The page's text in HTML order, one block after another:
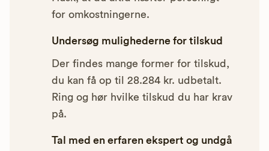
for omkostningerne.
Undersøg mulighederne for tilskud
Der findes mange former for tilskud,
du kan få op til 28.284 kr. udbetalt.
Ring og hør hvilke tilskud du har krav
på.
Tal med en erfaren ekspert og undgå